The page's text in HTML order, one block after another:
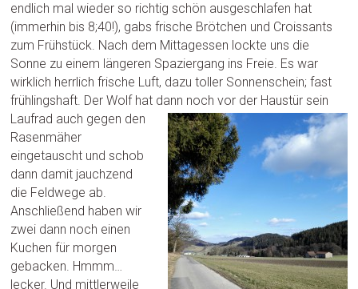
endlich mal wieder so richtig schön ausgeschlafen hat
(immerhin bis 8;40!), gabs frische Brötchen und Croissants
zum Frühstück. Nach dem Mittagessen lockte uns die
Sonne zu einem längeren Spaziergang ins Freie. Es war
wirklich herrlich frische Luft, dazu toller Sonnenschein; fast
frühlingshaft. Der Wolf hat dann noch vor der Haustür sein
Laufrad auch gegen den
Rasenmäher
eingetauscht und schob
dann damit jauchzend
die Feldwege ab.
Anschließend haben wir
zwei dann noch einen
Kuchen für morgen
gebacken. Hmmm…
lecker. Und mittlerweile